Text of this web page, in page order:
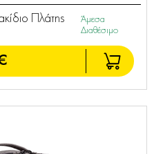
Πλάτης
Άμεσα
Διαθέσιμο